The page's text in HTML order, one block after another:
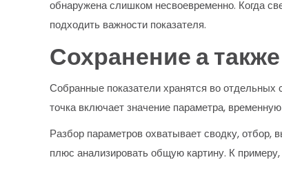
обнаружена слишком несвоевременно. Когда
подходить важности показателя.
Сохранение а
Собранные показатели хранятся во
точка включает значение параметра,
Разбор параметров охватывает сводку, отбор,
плюс анализировать общую картину. К